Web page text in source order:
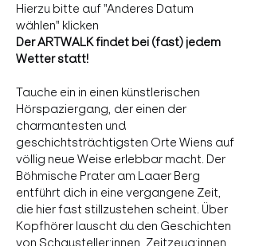
Hierzu bitte auf "Anderes Datum
wählen" klicken
Der ARTWALK findet bei (fast) jedem
Wetter statt!
Tauche ein in einen künstlerischen
Hörspaziergang, der einen der
charmantesten und
geschichtsträchtigsten Orte Wiens auf
völlig neue Weise erlebbar macht. Der
Böhmische Prater am Laaer Berg
entführt dich in eine vergangene Zeit,
die hier fast stillzustehen scheint. Über
Kopfhörer lauscht du den Geschichten
von Schausteller:innen, Zeitzeug:innen